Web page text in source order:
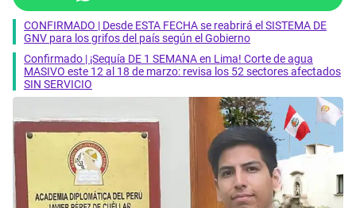
CONFIRMADO | Desde ESTA FECHA se reabrirá el SISTEMA DE
GNV para los grifos del país según el Gobierno
Confirmado | ¡Sequía DE 1 SEMANA en Lima! Corte de agua
MASIVO este 12 al 18 de marzo: revisa los 52 sectores afectados
SIN SERVICIO